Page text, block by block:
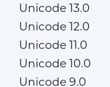
Unicode 13.0
Unicode 12.0
Unicode 11.0
Unicode 10.0
Unicode 9.0